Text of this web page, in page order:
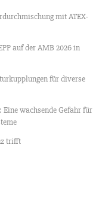
mit ATEX-
auf der AMB 2026 in
für diverse
wachsende Gefahr für
trifft